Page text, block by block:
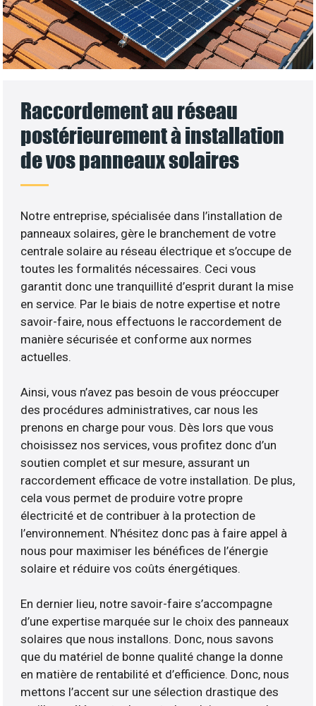
Raccordement au réseau
postérieurement à installation
de vos panneaux solaires
Notre entreprise, spécialisée dans l’installation de
panneaux solaires, gère le branchement de votre
centrale solaire au réseau électrique et s’occupe de
toutes les formalités nécessaires. Ceci vous
garantit donc une tranquillité d’esprit durant la mise
en service. Par le biais de notre expertise et notre
savoir-faire, nous effectuons le raccordement de
manière sécurisée et conforme aux normes
actuelles.
Ainsi, vous n’avez pas besoin de vous préoccuper
des procédures administratives, car nous les
prenons en charge pour vous. Dès lors que vous
choisissez nos services, vous profitez donc d’un
soutien complet et sur mesure, assurant un
raccordement efficace de votre installation. De plus,
cela vous permet de produire votre propre
électricité et de contribuer à la protection de
l’environnement. N’hésitez donc pas à faire appel à
nous pour maximiser les bénéfices de l’énergie
solaire et réduire vos coûts énergétiques.
En dernier lieu, notre savoir-faire s’accompagne
d’une expertise marquée sur le choix des panneaux
solaires que nous installons. Donc, nous savons
que du matériel de bonne qualité change la donne
en matière de rentabilité et d’efficience. Donc, nous
mettons l’accent sur une sélection drastique des